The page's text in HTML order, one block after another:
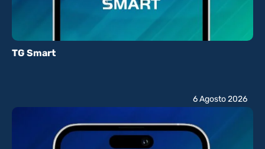
TG Smart
6 Agosto 2026